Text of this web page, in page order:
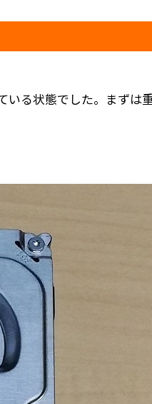
る状態でした。まずは